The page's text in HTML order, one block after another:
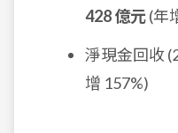
428 億元(年
淨現金回收
增 157%)